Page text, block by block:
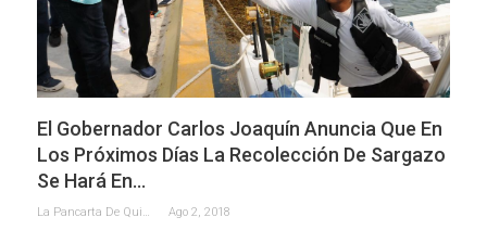
El Gobernador Carlos Joaquín Anuncia Que En
Los Próximos Días La Recolección De Sargazo
Se Hará En…
La Pancarta De Quintana Roo Ago 2, 2018